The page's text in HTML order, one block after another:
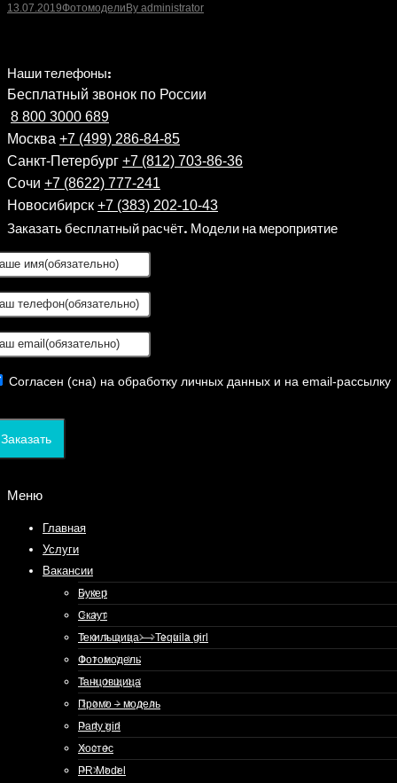
13.07.2019Фотомодели By administrator
Наши телефоны:
Бесплатный звонок по России
8 800 3000 689
Москва +7 (499) 286-84-85
Санкт-Петербург +7 (812) 703-86-36
Сочи +7 (8622) 777-241
Новосибирск +7 (383) 202-10-43
Заказать бесплатный расчёт. Модели на мероприятие
Согласен (сна) на обработку личных данных и на email-рассылку
Заказать
Меню
Главная
Услуги
Вакансии
Букер
Скаут
Текильщица — Tequila girl
Фотомодель
Танцовщица
Промо – модель
Party girl
Хостес
PR Model